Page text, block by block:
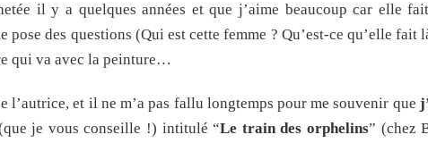
il y a quelques années et que j’aime beaucoup car elle
pose des questions (Qui est cette femme ? Qu’est-ce qu’elle fait
qui va avec la peinture…
l’autrice, et il ne m’a pas fallu longtemps pour me souvenir que
je vous conseille !) intitulé “Le train des orphelins” (chez